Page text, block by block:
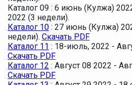
Каталог 09 : 6 июнь (Кулжа)
2022 (3 недели).
Каталог 10 : 27 июнь (Кулжа)
недели). Скачать PDF
Каталог 11 : 18-июль, 2022 -
Скачать PDF
Каталог 12 : Август 08 2022 -
Скачать PDF